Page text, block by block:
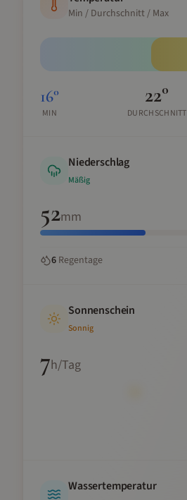
Min / Durchschnitt / Max
16°
MIN
22°
DURCHSCHNITT
Niederschlag
Mäßig
52mm
6 Regentage
Sonnenschein
Sonnig
7h/Tag
Wassertemperatur